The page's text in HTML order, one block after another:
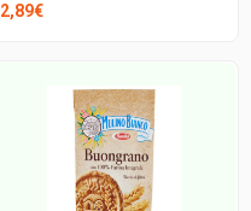
2,89€